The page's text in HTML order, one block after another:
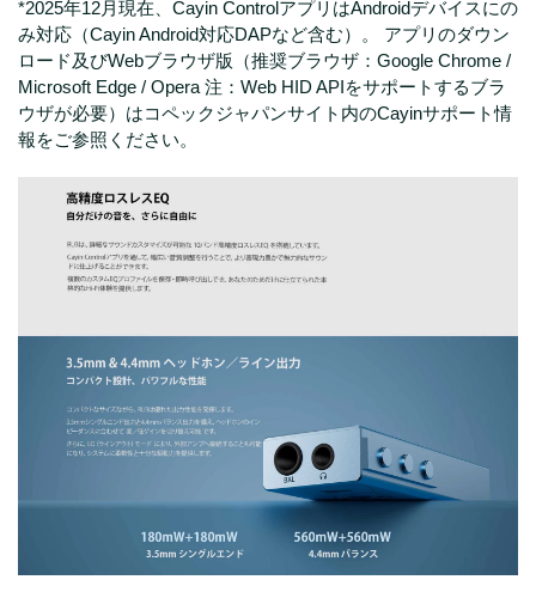
*2025年12月現在、Cayin ControlアプリはAndroidデバイスにの
み対応（Cayin Android対応DAPなど含む）。 アプリのダウン
ロード及びWebブラウザ版（推奨ブラウザ：Google Chrome /
Microsoft Edge / Opera 注：Web HID APIをサポートするブラ
ウザが必要）はコペックジャパンサイト内のCayinサポート情
報をご参照ください。